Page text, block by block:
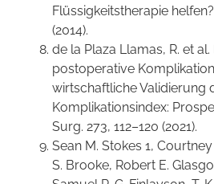
Flüssigkeitstherapie
(2014).
de la Plaza Llamas, R. et
postoperative
wirtschaftliche Validierung
Komplikationsindex:
Surg. 273, 112–120 (2021).
Sean M. Stokes 1,
S. Brooke, Robert E.